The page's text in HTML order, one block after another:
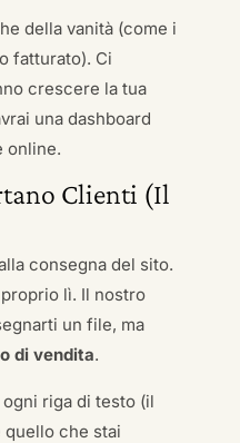
della vanità (come i
fatturato). Ci
crescere la tua
una dashboard
online.
Clienti (Il
consegna del sito.
lì. Il nostro
un file, ma
di vendita.
riga di testo (il
che stai